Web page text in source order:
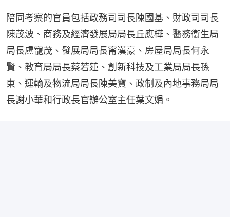
陪同考察的官員包括政務司司長陳國基、財政司司長
陳茂波、商務及經濟發展局局長丘應樺、醫務衞生局
局長盧寵茂、發展局局長甯漢豪、房屋局局長何永
賢、教育局局長蔡若蓮、創新科技及工業局局長孫
東、運輸及物流局局長陳美寶、政制及內地事務局局
長謝小華和行政長官辦公室主任葉文娟。